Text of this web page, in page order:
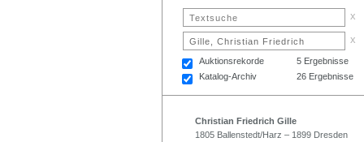
x
x
Auktionsrekorde
5 Ergebnisse
Katalog-Archiv
26 Ergebnisse
Christian Friedrich Gille
1805 Ballenstedt/Harz – 1899 Dresden